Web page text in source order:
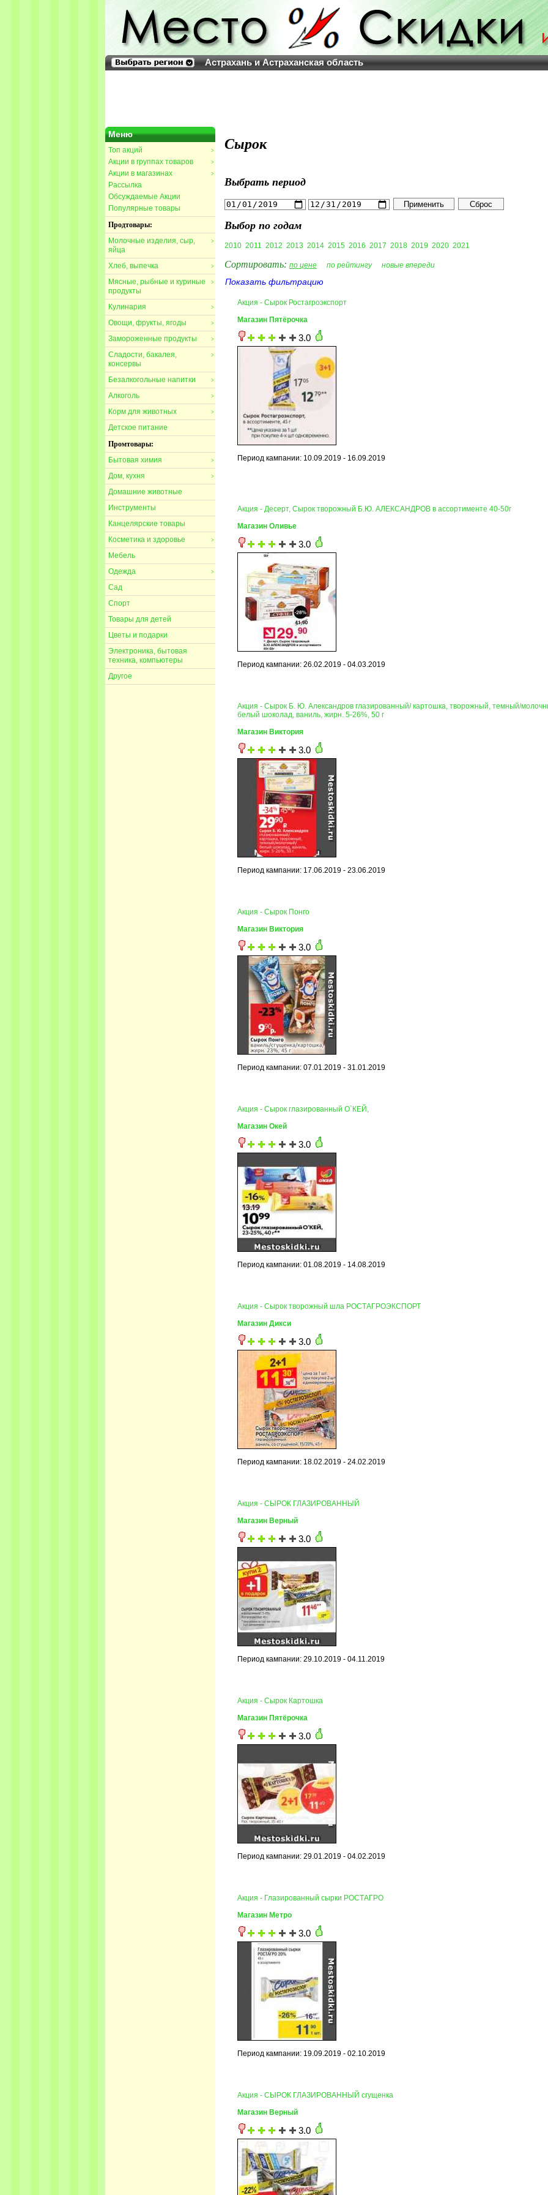
Астрахань и Астраханская область
Меню
>
Топ акций
>
Акции в группах товаров
>
Акции в магазинах
Рассылка
Обсуждаемые Акции
Популярные товары
Продтовары:
>
Молочные изделия, сыр,
яйца
>
Хлеб, выпечка
>
Мясные, рыбные и куриные
продукты
>
Кулинария
>
Овощи, фрукты, ягоды
>
Замороженные продукты
>
Сладости, бакалея,
консервы
>
Безалкогольные напитки
>
Алкоголь
>
Корм для животных
Детское питание
Промтовары:
>
Бытовая химия
>
Дом, кухня
Домашние животные
Инструменты
Канцелярские товары
>
Косметика и здоровье
Мебель
>
Одежда
Сад
Спорт
Товары для детей
Цветы и подарки
Электроника, бытовая
техника, компьютеры
Другое
Сырок
Выбрать период
Выбор по годам
2010 2011 2012 2013 2014 2015 2016 2017 2018 2019 2020 2021
Сортировать: по цене по рейтингу новые впереди
Показать фильтрацию
Акция - Сырок Ростагроэкспорт
Магазин Пятёрочка
3.0
Период кампании: 10.09.2019 - 16.09.2019
Акция - Десерт, Сырок творожный Б.Ю. АЛЕКСАНДРОВ в ассортименте 40-50г
Магазин Оливье
3.0
Период кампании: 26.02.2019 - 04.03.2019
Акция - Сырок Б. Ю. Александров глазированный/ картошка, творожный, темный/
белый шоколад, ваниль, жирн. 5-26%, 50 г
Магазин Виктория
3.0
Период кампании: 17.06.2019 - 23.06.2019
Акция - Сырок Понго
Магазин Виктория
3.0
Период кампании: 07.01.2019 - 31.01.2019
Акция - Сырок глазированный О`КЕЙ,
Магазин Окей
3.0
Период кампании: 01.08.2019 - 14.08.2019
Акция - Сырок творожный шла РОСТАГРОЭКСПОРТ
Магазин Дикси
3.0
Период кампании: 18.02.2019 - 24.02.2019
Акция - СЫРОК ГЛАЗИРОВАННЫЙ
Магазин Верный
3.0
Период кампании: 29.10.2019 - 04.11.2019
Акция - Сырок Картошка
Магазин Пятёрочка
3.0
Период кампании: 29.01.2019 - 04.02.2019
Акция - Глазированный сырки РОСТАГРО
Магазин Метро
3.0
Период кампании: 19.09.2019 - 02.10.2019
Акция - СЫРОК ГЛАЗИРОВАННЫЙ сгущенка
Магазин Верный
3.0